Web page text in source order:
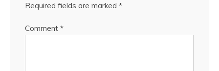
Required fields are marked *
Comment *